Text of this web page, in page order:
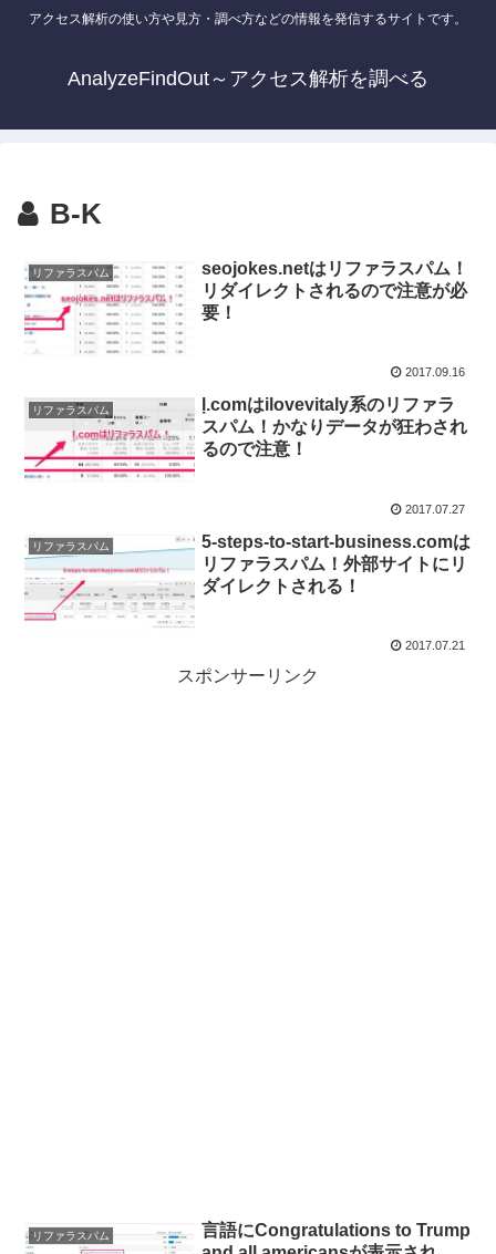
アクセス解析の使い方や見方・調べ方などの情報を発信するサイトです。
AnalyzeFindOut～アクセス解析を調べる
B-K
リファラスパム
seojokes.netはリファラスパム！
リダイレクトされるので注意が必
要！
2017.09.16
リファラスパム
ḷ.comはilovevitaly系のリファラ
スパム！かなりデータが狂わされ
るので注意！
2017.07.27
リファラスパム
5-steps-to-start-business.comは
リファラスパム！外部サイトにリ
ダイレクトされる！
2017.07.21
スポンサーリンク
リファラスパム
言語にCongratulations to Trump